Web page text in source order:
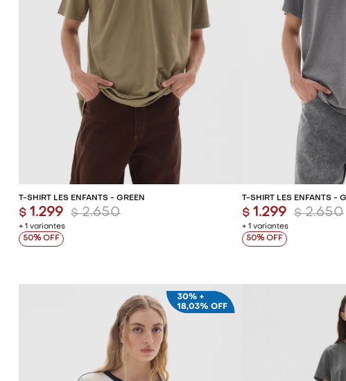
AGREGAR AL CARRITO
T-SHIRT LES ENFANTS - GREEN
+ 1 variantes
$ 1.299 $ 2.650
50
T-SHIRT LES ENFANTS -
+ 1 variantes
$ 1.299 $ 2.650
50